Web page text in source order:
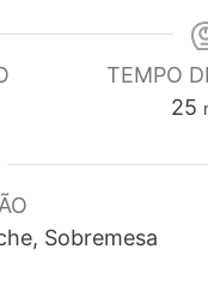
TEMPO
25
Sobremesa